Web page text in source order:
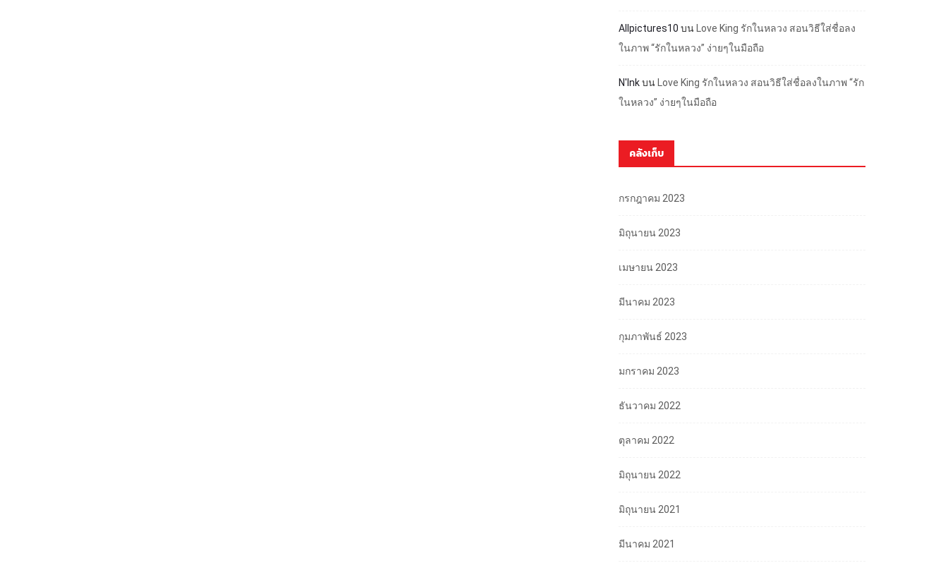
Allpictures10 บนLove King รักในหลวง สอนวิธีใส่ชื่อลง
ในภาพ “รักในหลวง” ง่ายๆในมือถือ
N'InkบนLove King รักในหลวง สอนวิธีใส่ชื่อลงในภาพ “รัก
ในหลวง” ง่ายๆในมือถือ
คลังเก็บ
กรกฎาคม 2023
มิถุนายน 2023
เมษายน 2023
มีนาคม 2023
กุมภาพันธ์ 2023
มกราคม 2023
ธันวาคม 2022
ตุลาคม 2022
มิถุนายน 2022
มิถุนายน 2021
มีนาคม 2021